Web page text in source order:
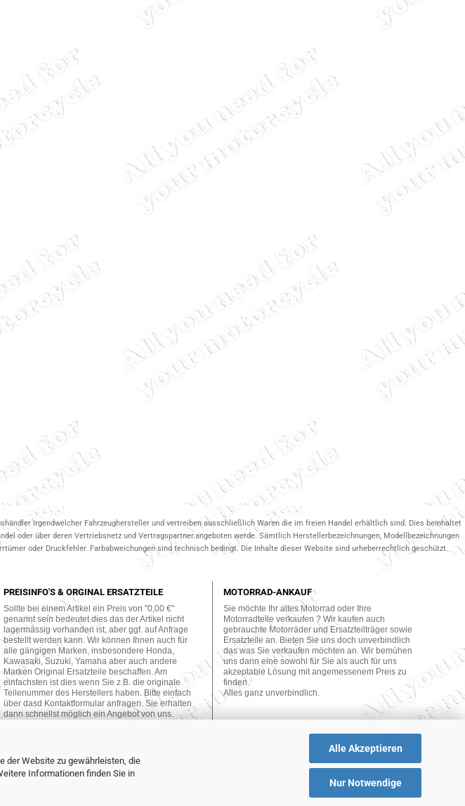
der Website zu gewährleisten, die
Informationen finden Sie in
Alle Akzeptieren
Nur Notwendige
irgendwelcher Fahrzeughersteller und vertreiben ausschließlich Waren die im freien Handel erhältlich sind. Dies beinhaltet
oder über deren Vertriebsnetz und Vertragspartner.angeboten werde. Sämtlich Herstellerbezeichnungen, Modellbezeichnungen
oder Druckfehler. Farbabweichungen sind technisch bedingt. Die Inhalte dieser Website sind urheberrechtlich geschützt.
PREISINFO'S & ORGINAL ERSATZTEILE
Sollte bei einem Artikel ein Preis von "0,00 €"
genannt sein bedeutet dies das der Artikel nicht
lagermässig vorhanden ist, aber ggf. auf Anfrage
bestellt werden kann. Wir können Ihnen auch für
alle gängigen Marken, insbesondere Honda,
Kawasaki, Suzuki, Yamaha aber auch andere
Marken Original Ersatzteile beschaffen. Am
einfachsten ist dies wenn Sie z.B. die originale
Teilenummer des Herstellers haben. Bitte einfach
über dasd Kontaktformular anfragen. Sie erhalten
dann schnellst möglich ein Angebot von uns.
MOTORRAD-ANKAUF
Sie möchte Ihr altes Motorrad oder Ihre
Motorradteile verkaufen ? Wir kaufen auch
gebrauchte Motorräder und Ersatzteilträger sowie
Ersatzteile an. Bieten Sie uns doch unverbindlich
das was Sie verkaufen möchten an. Wir bemühen
uns dann eine sowohl für Sie als auch für uns
akzeptable Lösung mit angemessenem Preis zu
finden.
Alles ganz unverbindlich.